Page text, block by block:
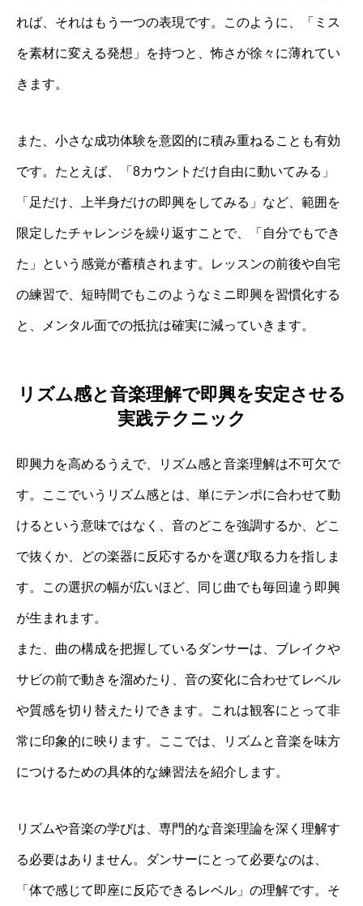
れば、それはもう一つの表現です。このように、「ミス
を素材に変える発想」を持つと、怖さが徐々に薄れてい
きます。
また、小さな成功体験を意図的に積み重ねることも有効
です。たとえば、「8カウントだけ自由に動いてみる」
「足だけ、上半身だけの即興をしてみる」など、範囲を
限定したチャレンジを繰り返すことで、「自分でもでき
た」という感覚が蓄積されます。レッスンの前後や自宅
の練習で、短時間でもこのようなミニ即興を習慣化する
と、メンタル面での抵抗は確実に減っていきます。
リズム感と音楽理解で即興を安定させる
実践テクニック
即興力を高めるうえで、リズム感と音楽理解は不可欠で
す。ここでいうリズム感とは、単にテンポに合わせて動
けるという意味ではなく、音のどこを強調するか、どこ
で抜くか、どの楽器に反応するかを選び取る力を指しま
す。この選択の幅が広いほど、同じ曲でも毎回違う即興
が生まれます。
また、曲の構成を把握しているダンサーは、ブレイクや
サビの前で動きを溜めたり、音の変化に合わせてレベル
や質感を切り替えたりできます。これは観客にとって非
常に印象的に映ります。ここでは、リズムと音楽を味方
につけるための具体的な練習法を紹介します。
リズムや音楽の学びは、専門的な音楽理論を深く理解す
る必要はありません。ダンサーにとって必要なのは、
「体で感じて即座に反応できるレベル」の理解です。そ